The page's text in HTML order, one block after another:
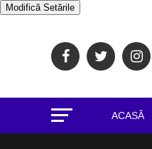
Modifică Setările
ACASĂ